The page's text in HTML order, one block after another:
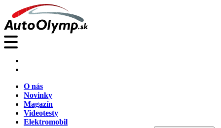
O nás
Novinky
Magazín
Videotesty
Elektromobil